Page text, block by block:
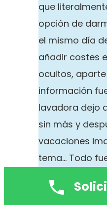
que
opción de
el mismo día
añadir costes
ocultos,
información
lavadora dejo
sin más y
vacaciones
tema… Todo
puntual. De